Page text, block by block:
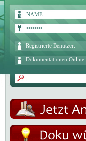
Registrierte Benutzer:
Dokumentationen Online: